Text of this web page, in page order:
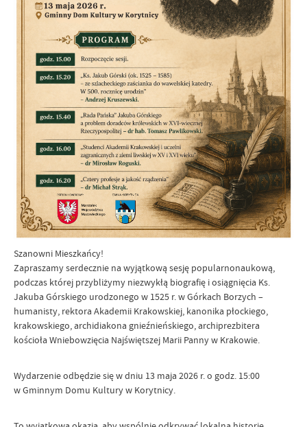
Szanowni Mieszkańcy!
Zapraszamy serdecznie na wyjątkową sesję popularnonaukową,
podczas której przybliżymy niezwykłą biografię i osiągnięcia Ks.
Jakuba Górskiego urodzonego w 1525 r. w Górkach Borzych –
humanisty, rektora Akademii Krakowskiej, kanonika płockiego,
krakowskiego, archidiakona gnieźnieńskiego, archiprezbitera
kościoła Wniebowzięcia Najświętszej Marii Panny w Krakowie.
Wydarzenie odbędzie się w dniu 13 maja 2026 r. o godz. 15:00
w Gminnym Domu Kultury w Korytnicy.